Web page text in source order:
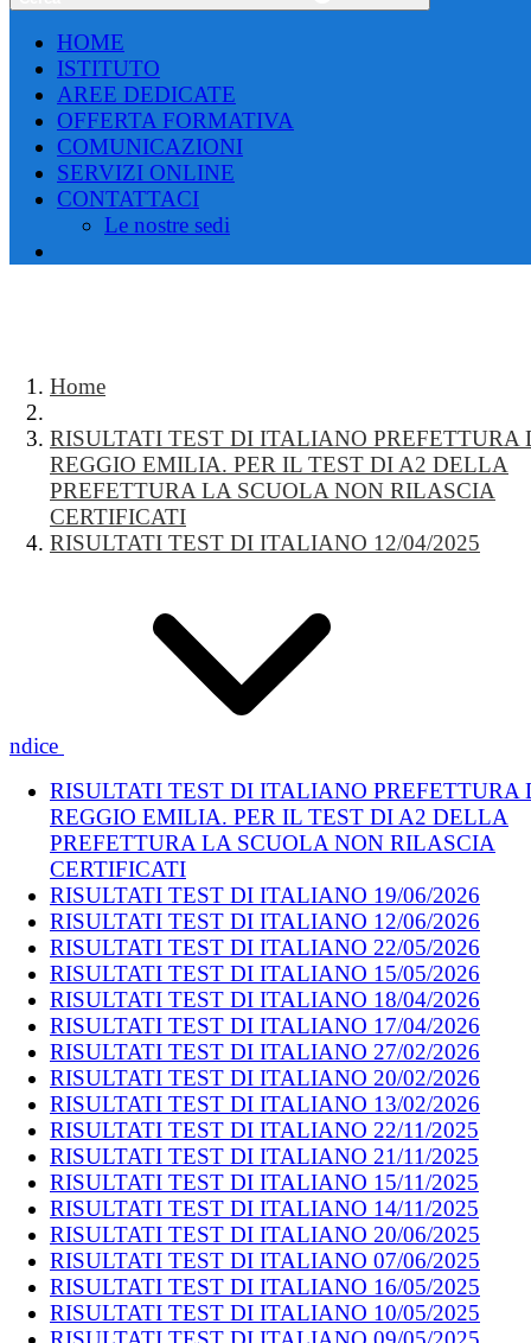
HOME
ISTITUTO
AREE DEDICATE
OFFERTA FORMATIVA
COMUNICAZIONI
SERVIZI ONLINE
CONTATTACI
Le nostre sedi
Home
RISULTATI TEST DI ITALIANO PREFETTURA
REGGIO EMILIA. PER IL TEST DI A2 DELLA
PREFETTURA LA SCUOLA NON RILASCIA
CERTIFICATI
RISULTATI TEST DI ITALIANO 12/04/2025
Indice
RISULTATI TEST DI ITALIANO PREFETTURA
REGGIO EMILIA. PER IL TEST DI A2 DELLA
PREFETTURA LA SCUOLA NON RILASCIA
CERTIFICATI
RISULTATI TEST DI ITALIANO 19/06/2026
RISULTATI TEST DI ITALIANO 12/06/2026
RISULTATI TEST DI ITALIANO 22/05/2026
RISULTATI TEST DI ITALIANO 15/05/2026
RISULTATI TEST DI ITALIANO 18/04/2026
RISULTATI TEST DI ITALIANO 17/04/2026
RISULTATI TEST DI ITALIANO 27/02/2026
RISULTATI TEST DI ITALIANO 20/02/2026
RISULTATI TEST DI ITALIANO 13/02/2026
RISULTATI TEST DI ITALIANO 22/11/2025
RISULTATI TEST DI ITALIANO 21/11/2025
RISULTATI TEST DI ITALIANO 15/11/2025
RISULTATI TEST DI ITALIANO 14/11/2025
RISULTATI TEST DI ITALIANO 20/06/2025
RISULTATI TEST DI ITALIANO 07/06/2025
RISULTATI TEST DI ITALIANO 16/05/2025
RISULTATI TEST DI ITALIANO 10/05/2025